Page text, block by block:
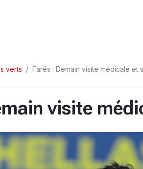
verts Farés : Demain visite médicale et
visite